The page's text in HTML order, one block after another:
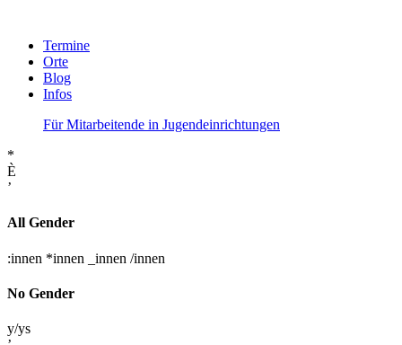
Termine
Orte
Blog
Infos
Für Mitarbeitende in Jugendeinrichtungen
*
È
’
All Gender
:innen *innen _innen /innen
No Gender
y/ys